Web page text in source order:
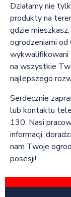
Działamy nie
produkty na
gdzie
ogrodzeniami od
wykwalifikowani
na wszystkie
najlepszego
Serdecznie
lub kontaktu
130. Nasi
informacji,
nam Twoje
posesji!